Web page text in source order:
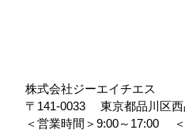
株式会社ジーエイチエス
〒141-0033
東京都品川区
＜営業時間＞9:00～17:00